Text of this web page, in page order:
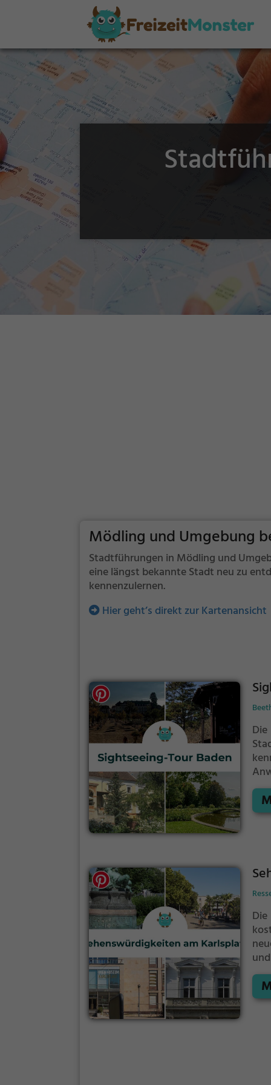
Mödling und Umgebung
Stadtführungen in Mödling und
eine längst bekannte Stadt neu zu
kennenzulernen.
Hier geht’s direkt zur Kartenansicht